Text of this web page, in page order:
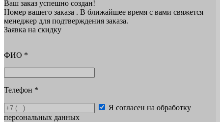
Ваш заказ успешно создан!
Номер вашего заказа . В ближайшее время с вами свяжется
менеджер для подтверждения заказа.
Заявка на скидку
ФИО *
Телефон *
Я согласен на обработку
персональных данных